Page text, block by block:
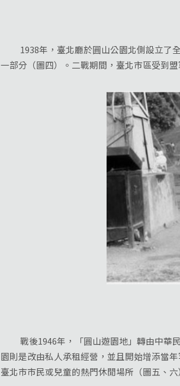
1938年，臺北廳於圓山公園北側設立了全
一部分（圖四）。二戰期間，臺北市區受到
戰後1946年，「圓山遊園地」轉由中華民
園則是改由私人承租經營，並且開始增添當
臺北市市民或兒童的熱門休閒場所（圖五、六